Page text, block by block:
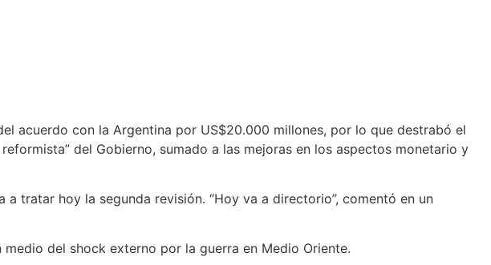
acuerdo con la Argentina por US$20.000 millones, por lo que destrabó el
del Gobierno, sumado a las mejoras en los aspectos monetario y
tratar hoy la segunda revisión. “Hoy va a directorio”, comentó en un
del shock externo por la guerra en Medio Oriente.